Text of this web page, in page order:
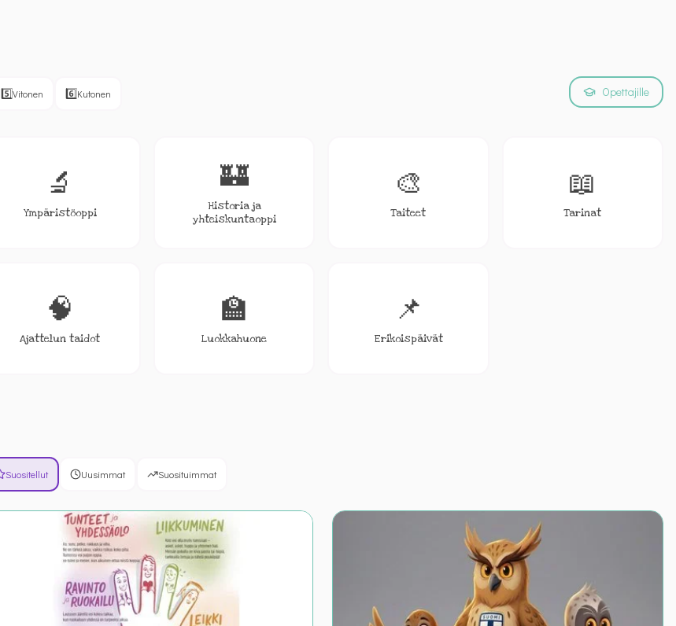
5️⃣Vitonen 6️⃣Kutonen Opettajille
🔬
Ympäristöoppi
🏰
Historia ja
yhteiskuntaoppi
🎨
Taiteet
📖
Tarinat
🧠
Ajattelun taidot
🏫
Luokkahuone
📌
Erikoispäivät
Suositellut Uusimmat Suosituimmat